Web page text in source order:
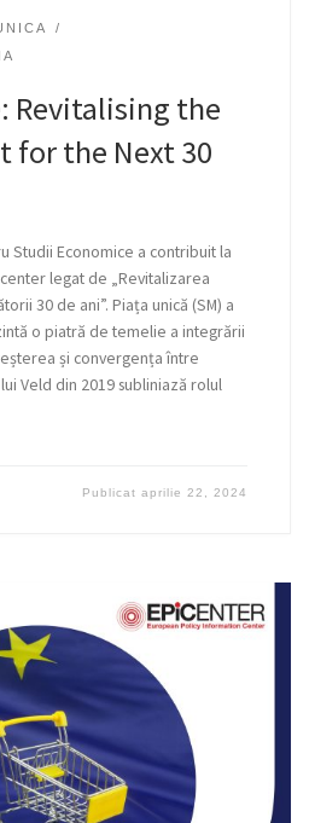
Revitalising the
for the Next 30
Studii Economice a contribuit la
legat de „Revitalizarea
30 de ani”. Piața unică (SM) a
o piatră de temelie a integrării
și convergența între
Veld din 2019 subliniază rolul
Publicataprilie 22, 2024